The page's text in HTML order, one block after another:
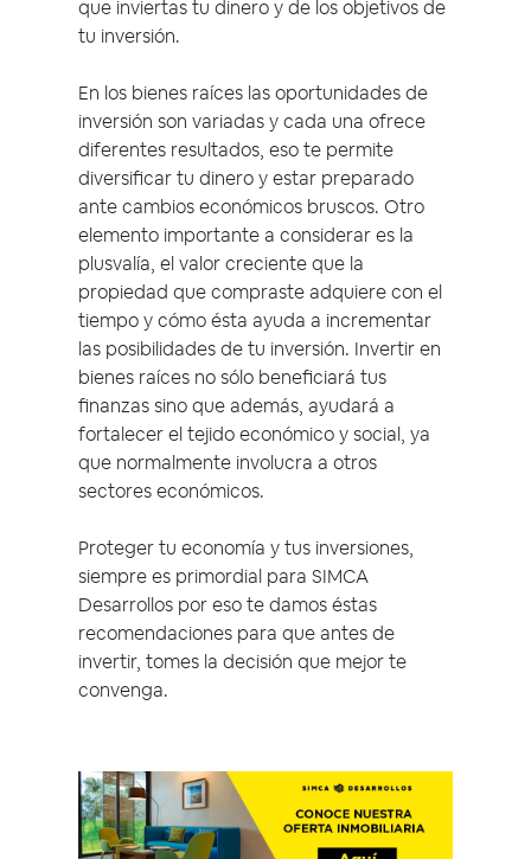
que inviertas tu dinero y de los objetivos de
tu inversión.
En los bienes raíces las oportunidades de
inversión son variadas y cada una ofrece
diferentes resultados, eso te permite
diversificar tu dinero y estar preparado
ante cambios económicos bruscos. Otro
elemento importante a considerar es la
plusvalía, el valor creciente que la
propiedad que compraste adquiere con el
tiempo y cómo ésta ayuda a incrementar
las posibilidades de tu inversión. Invertir en
bienes raíces no sólo beneficiará tus
finanzas sino que además, ayudará a
fortalecer el tejido económico y social, ya
que normalmente involucra a otros
sectores económicos.
Proteger tu economía y tus inversiones,
siempre es primordial para SIMCA
Desarrollos por eso te damos éstas
recomendaciones para que antes de
invertir, tomes la decisión que mejor te
convenga.